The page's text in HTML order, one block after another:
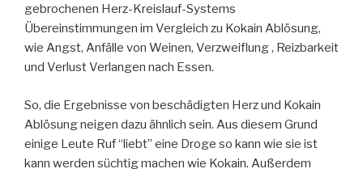
gebrochenen Herz-Kreislauf-Systems
Übereinstimmungen im Vergleich zu Kokain Ablösung,
wie Angst, Anfälle von Weinen, Verzweiflung , Reizbarkeit
und Verlust Verlangen nach Essen.
So, die Ergebnisse von beschädigten Herz und Kokain
Ablösung neigen dazu ähnlich sein. Aus diesem Grund
einige Leute Ruf “liebt” eine Droge so kann wie sie ist
kann werden süchtig machen wie Kokain. Außerdem